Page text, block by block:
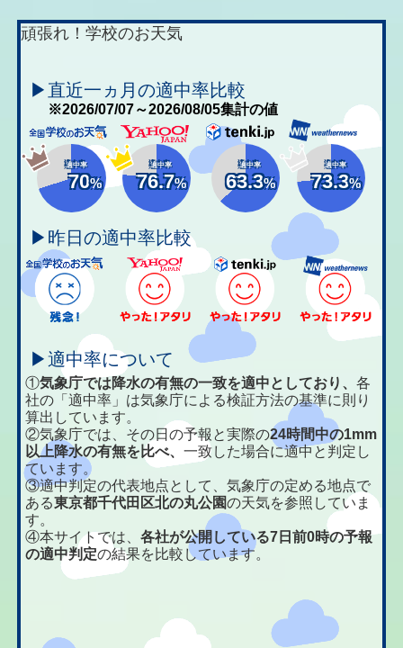
頑張れ！学校のお天気
▶直近一ヵ月の適中率比較
※2026/07/07～2026/08/05集計の値
適中率
70%
適中率
76.7%
適中率
63.3%
適中率
73.3%
▶昨日の適中率比較
▶適中率について
①気象庁では降水の有無の一致を適中としており、各
社の「適中率」は気象庁による検証方法の基準に則り
算出しています。
②気象庁では、その日の予報と実際の24時間中の1mm
以上降水の有無を比べ、一致した場合に適中と判定し
ています。
③適中判定の代表地点として、気象庁の定める地点で
ある東京都千代田区北の丸公園の天気を参照していま
す。
④本サイトでは、各社が公開している7日前0時の予報
の適中判定の結果を比較しています。